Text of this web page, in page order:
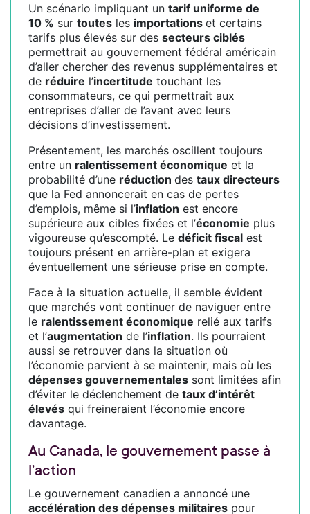
Un scénario impliquant un tarif uniforme de
10 % sur toutes les importations et certains
tarifs plus élevés sur des secteurs ciblés
permettrait au gouvernement fédéral américain
d’aller chercher des revenus supplémentaires et
de réduire l’incertitude touchant les
consommateurs, ce qui permettrait aux
entreprises d’aller de l’avant avec leurs
décisions d’investissement.
Présentement, les marchés oscillent toujours
entre un ralentissement économique et la
probabilité d’une réduction des taux directeurs
que la Fed annoncerait en cas de pertes
d’emplois, même si l’inflation est encore
supérieure aux cibles fixées et l’économie plus
vigoureuse qu’escompté. Le déficit fiscal est
toujours présent en arrière-plan et exigera
éventuellement une sérieuse prise en compte.
Face à la situation actuelle, il semble évident
que marchés vont continuer de naviguer entre
le ralentissement économique relié aux tarifs
et l’augmentation de l’inflation. Ils pourraient
aussi se retrouver dans la situation où
l’économie parvient à se maintenir, mais où les
dépenses gouvernementales sont limitées afin
d’éviter le déclenchement de taux d’intérêt
élevés qui freineraient l’économie encore
davantage.
Au Canada, le gouvernement passe à
l’action
Le gouvernement canadien a annoncé une
accélération des dépenses militaires pour